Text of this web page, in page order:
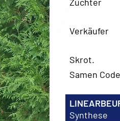
Verkäufer
Skrot.
Samen Code
Synthese